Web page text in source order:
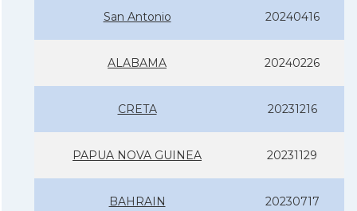
San Antonio 20240416
ALABAMA 20240226
CRETA 20231216
PAPUA NOVA GUINEA 20231129
BAHRAIN 20230717